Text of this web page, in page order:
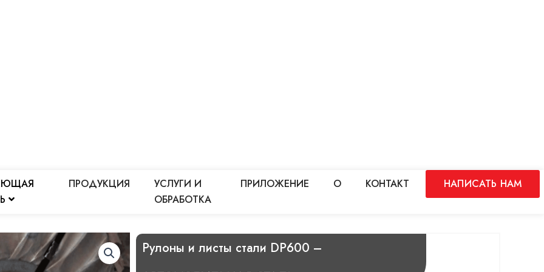
ПРОДУКЦИЯ
УСЛУГИ И
ОБРАБОТКА
ПРИЛОЖЕНИЕ О КОНТАКТ НАПИСАТЬ НАМ
Рулоны и листы стали DP600 –